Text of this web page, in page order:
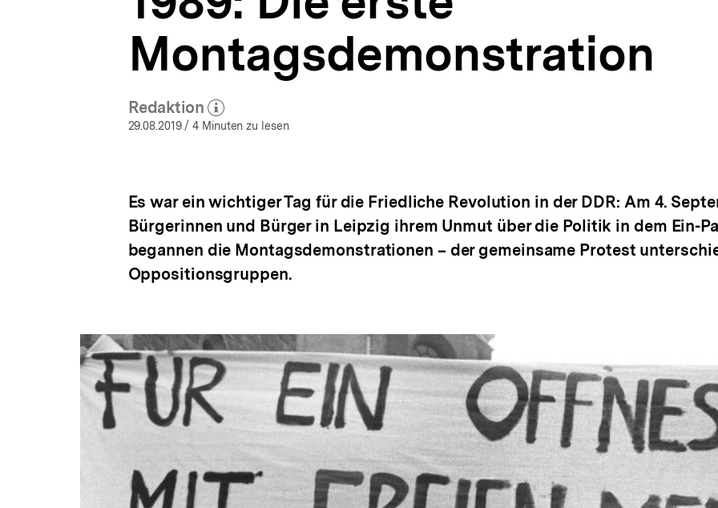
Montagsdemonstration
Redaktion
(Mehr zum Autor)
öffnen
29.08.2019/ 4 Minuten zu lesen
Es war ein wichtiger Tag für die Friedliche Revolution in der DDR: Am 4.
Bürgerinnen und Bürger in Leipzig ihrem Unmut über die Politik in dem Ein-
begannen die Montagsdemonstrationen – der gemeinsame Protest
Oppositionsgruppen.